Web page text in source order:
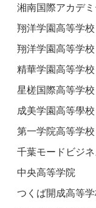
湘南国際アカデ
翔洋学園高等学校
翔洋学園高等学
精華学園高等学校
星槎国際高等学校
成美学園高等學校
第一学院高等学校
千葉モードビジ
中央高等学院
つくば開成高等学